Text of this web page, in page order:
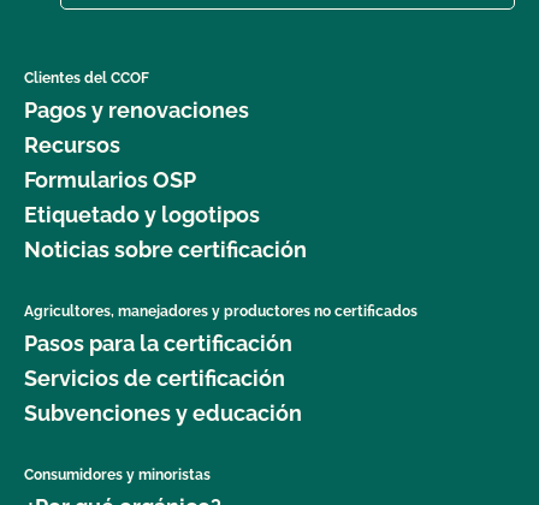
Clientes del CCOF
Pagos y renovaciones
Recursos
Formularios OSP
Etiquetado y logotipos
Noticias sobre certificación
Agricultores, manejadores y productores no certificados
Pasos para la certificación
Servicios de certificación
Subvenciones y educación
Consumidores y minoristas